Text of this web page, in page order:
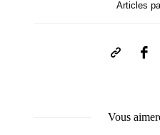
Articles
Vous